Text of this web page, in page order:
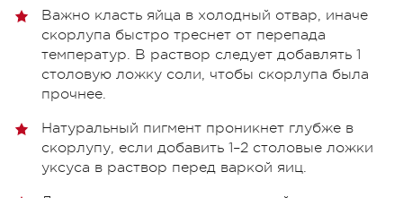
Важно класть яйца в холодный отвар, иначе
скорлупа быстро треснет от перепада
температур. В раствор следует добавлять 1
столовую ложку соли, чтобы скорлупа была
прочнее.
Натуральный пигмент проникнет глубже в
скорлупу, если добавить 1–2 столовые ложки
уксуса в раствор перед варкой яиц.